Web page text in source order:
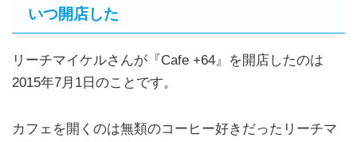
いつ開店した
リーチマイケルさんが『Cafe +64』を開店したのは
2015年7月1日のことです。
カフェを開くのは無類のコーヒー好きだったリーチマ